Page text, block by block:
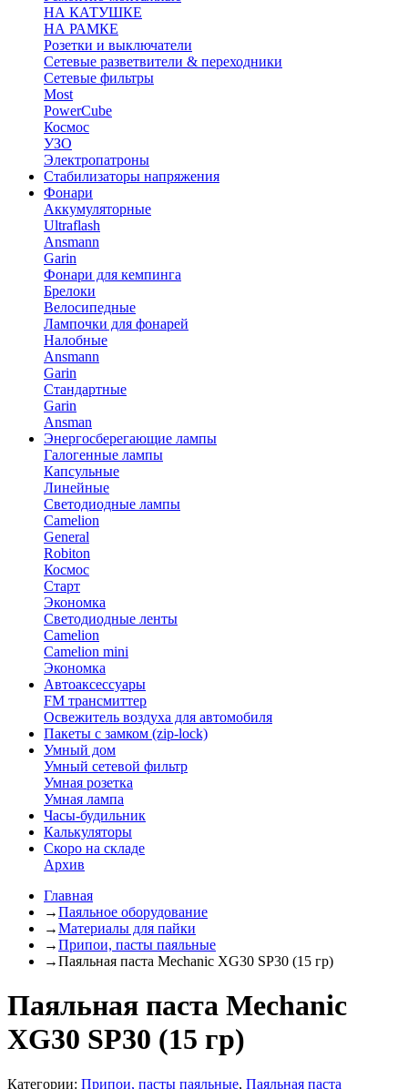
НА КАТУШКЕ
НА РАМКЕ
Розетки и выключатели
Сетевые разветвители & переходники
Сетевые фильтры
Most
PowerCube
Космос
УЗО
Электропатроны
Стабилизаторы напряжения
Фонари
Аккумуляторные
Ultraflash
Ansmann
Garin
Фонари для кемпинга
Брелоки
Велосипедные
Лампочки для фонарей
Налобные
Ansmann
Garin
Стандартные
Garin
Ansman
Энергосберегающие лампы
Галогенные лампы
Капсульные
Линейные
Светодиодные лампы
Camelion
General
Robiton
Космос
Старт
Экономка
Светодиодные ленты
Camelion
Camelion mini
Экономка
Автоаксессуары
FM трансмиттер
Освежитель воздуха для автомобиля
Пакеты с замком (zip-lock)
Умный дом
Умный сетевой фильтр
Умная розетка
Умная лампа
Часы-будильник
Калькуляторы
Скоро на складе
Архив
Главная
→Паяльное оборудование
→Материалы для пайки
→Припои, пасты паяльные
→Паяльная паста Mechanic XG30 SP30 (15 гр)
Паяльная паста Mechanic
XG30 SP30 (15 гр)
Категории: Припои, пасты паяльные, Паяльная паста